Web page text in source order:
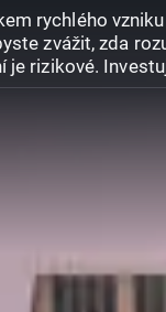
rychlého
zvážit, zda
je rizikové.